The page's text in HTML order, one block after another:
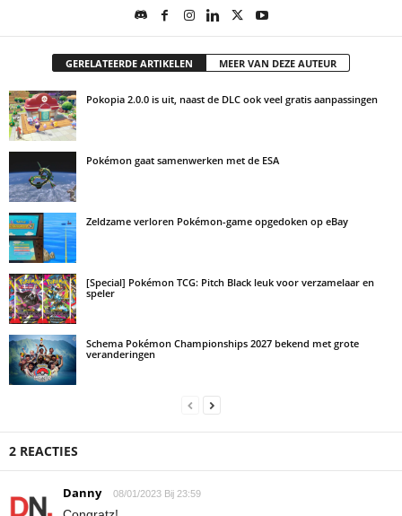
GERELATEERDE ARTIKELEN MEER VAN DEZE AUTEUR
Pokopia 2.0.0 is uit, naast de DLC ook veel gratis aanpassingen
Pokémon gaat samenwerken met de ESA
Zeldzame verloren Pokémon-game opgedoken op eBay
[Special] Pokémon TCG: Pitch Black leuk voor verzamelaar en
speler
Schema Pokémon Championships 2027 bekend met grote
veranderingen
2 REACTIES
Danny 08/01/2023 Bij 23:59